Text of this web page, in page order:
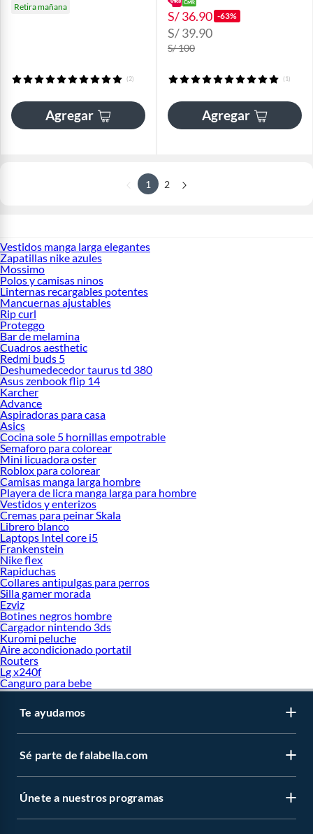
Retira mañana
(2)
Agregar
S/ 36.90 -63%
S/ 39.90
S/ 100
(1)
Agregar
1 2
Vestidos manga larga elegantes
Zapatillas nike azules
Mossimo
Polos y camisas ninos
Linternas recargables potentes
Mancuernas ajustables
Rip curl
Proteggo
Bar de melamina
Cuadros aesthetic
Redmi buds 5
Deshumedecedor taurus td 380
Asus zenbook flip 14
Karcher
Advance
Aspiradoras para casa
Asics
Cocina sole 5 hornillas empotrable
Semaforo para colorear
Mini licuadora oster
Roblox para colorear
Camisas manga larga hombre
Playera de licra manga larga para hombre
Vestidos y enterizos
Cremas para peinar Skala
Librero blanco
Laptops Intel core i5
Frankenstein
Nike flex
Rapiduchas
Collares antipulgas para perros
Silla gamer morada
Ezviz
Botines negros hombre
Cargador nintendo 3ds
Kuromi peluche
Aire acondicionado portatil
Routers
Lg x240f
Canguro para bebe
Te ayudamos
Sé parte de falabella.com
Únete a nuestros programas